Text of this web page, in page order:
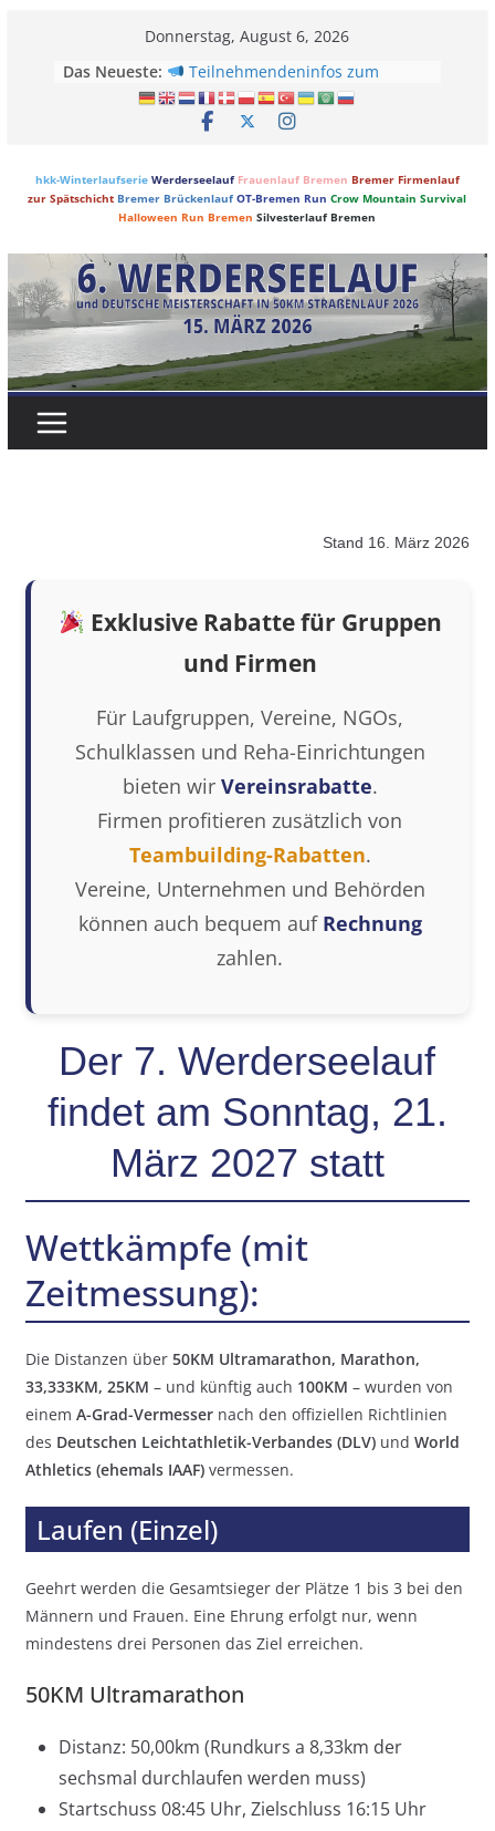
Donnerstag, August 6, 2026
Das Neueste: Trauerland beim Werderseelauf
2025: Unterstützung für trauernde
Kinder und Jugendliche
Teilnehmendeninfos zum
Vermessen nach internationalen
Regeln! #IAAFapproved
Werderseelauf 2025 – Ein Rennen
Werderseelauf 2025 – Ärger
vermeiden, Startnummer heute
abholen!
hkk-Winterlaufserie Werderseelauf Frauenlauf Bremen Bremer Firmenlauf
zur Spätschicht Bremer Brückenlauf OT-Bremen Run Crow Mountain Survival
Halloween Run Bremen Silvesterlauf Bremen
Stand 16. März 2026
Exklusive Rabatte für Gruppen
und Firmen
Für Laufgruppen, Vereine, NGOs,
Schulklassen und Reha-Einrichtungen
bieten wir Vereinsrabatte.
Firmen profitieren zusätzlich von
Teambuilding-Rabatten.
Vereine, Unternehmen und Behörden
können auch bequem auf Rechnung
zahlen.
Der 7. Werderseelauf
findet am Sonntag, 21.
März 2027 statt
Wettkämpfe (mit
Zeitmessung):
Die Distanzen über 50KM Ultramarathon, Marathon,
33,333KM, 25KM – und künftig auch 100KM – wurden von
einem A-Grad-Vermessernach den offiziellen Richtlinien
des Deutschen Leichtathletik-Verbandes (DLV)und World
Athletics (ehemals IAAF)vermessen.
Laufen (Einzel)
Geehrt werden die Gesamtsieger der Plätze 1 bis 3 bei den
Männern und Frauen. Eine Ehrung erfolgt nur, wenn
mindestens drei Personen das Ziel erreichen.
50KM Ultramarathon
Distanz: 50,00km (Rundkurs a 8,33km der
sechsmal durchlaufen werden muss)
Startschuss 08:45 Uhr, Zielschluss 16:15 Uhr